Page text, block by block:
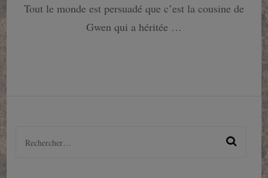
!
Tout le monde est persuadé que c’est la cousine de
Gwen qui a héritée …
Rechercher :